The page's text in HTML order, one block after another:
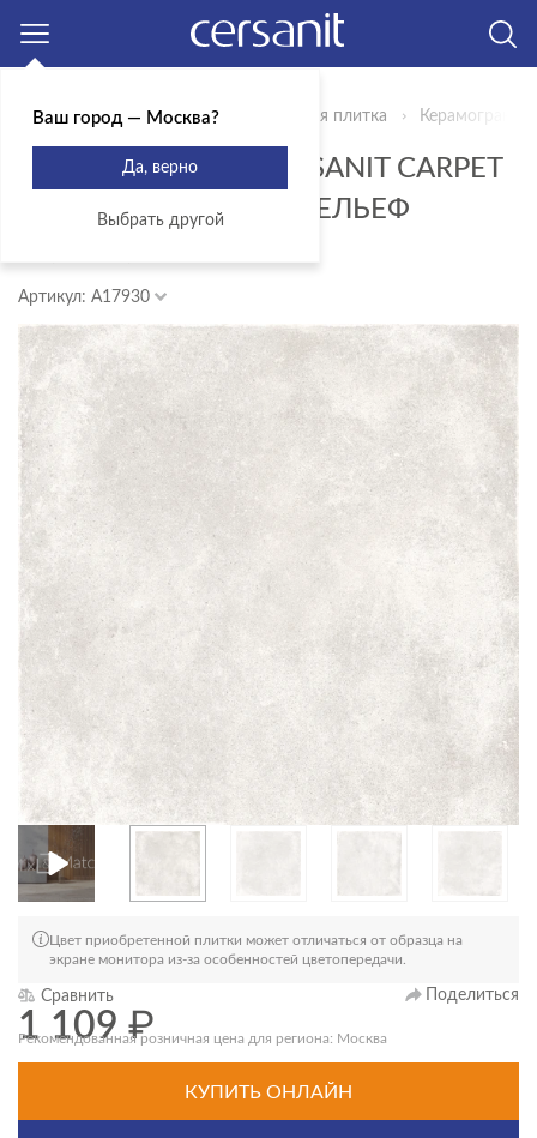
Главная Продукты Керамическая плитка
КЕРАМОГРАНИТ CERSANIT CARPET
СВЕТЛО-БЕЖЕВЫЙ РЕЛЬЕФ
Артикул: A17930
Цвет приобретенной плитки может отличаться от образца на
экране монитора из-за особенностей цветопередачи.
Сравнить Поделиться
1 109₽
Рекомендованная розничная цена для региона: Москва
КУПИТЬ ОНЛАЙН
Ваш город — Москва?
Да, верно
Выбрать другой